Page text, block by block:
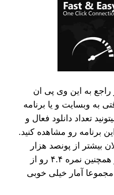
به این وی پی ان
به وبسایت و یا برنامه
تعداد دانلود فعال و
برنامه رو مشاهده کنید.
بیشتر از پونصد هزار
دانلود فعال داشته باشه و همچنین نمره ۴.۴ رو از
آمار خیلی خوبی